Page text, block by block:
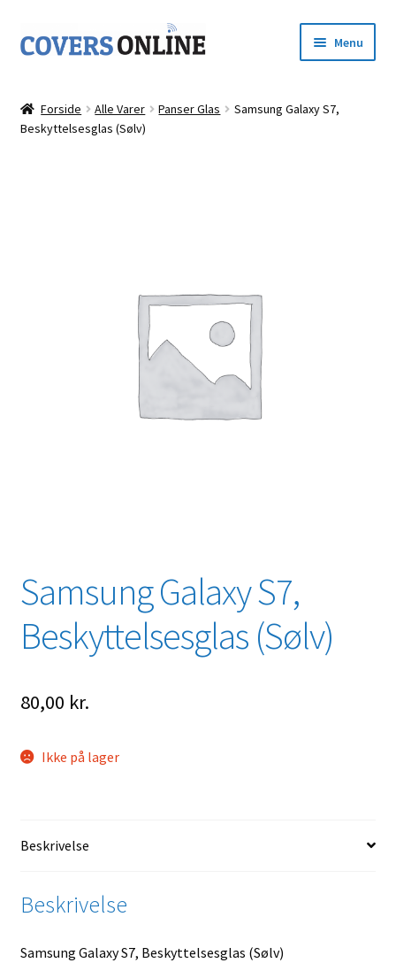
Spring
til
Spring
til
Menu
Shop
Forside Alle Varer Panser Glas
Samsung Galaxy S7,
Beskyttelsesglas (Sølv)
Samsung Galaxy S7,
Beskyttelsesglas (Sølv)
80,00 kr.
Ikke på lager
Beskrivelse
Beskrivelse
Samsung Galaxy S7, Beskyttelsesglas (Sølv)